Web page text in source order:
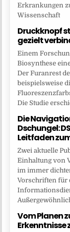
Erkrankungen
Wissenschaft
Druckknopf
gezielt
Einem
Biosynthese
Der Furanrest
beispielsweise
Die Studie
Die
Dschungel:
Leitfaden
Zwei aktuelle
Einhaltung von
im immer
Vorschriften für
Vom Planen
Erkenntnisse